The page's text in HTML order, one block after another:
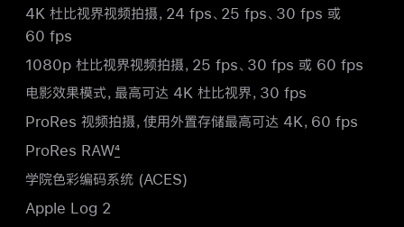
4K 杜比视界视频拍摄，24 fps、25 fps、30 fps 或
60 fps
1080p 杜比视界视频拍摄，25 fps、30 fps 或 60 fps
电影效果模式，最高可达 4K 杜比视界，30 fps
ProRes 视频拍摄，使用外置存储最高可达 4K，60 fps
ProRes RAW4
学院色彩编码系统 (ACES)
Apple Log 2